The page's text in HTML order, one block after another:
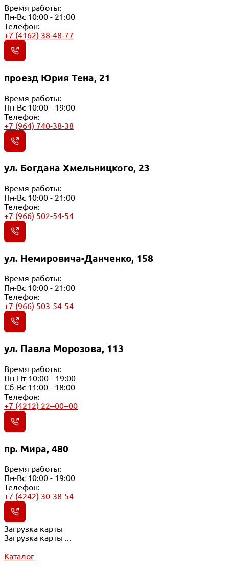
Время работы:
Пн-Вс 10:00 - 21:00
Телефон:
+7 (4162) 38-48-77
проезд Юрия Тена, 21
Время работы:
Пн-Вс 10:00 - 19:00
Телефон:
+7 (964) 740-38-38
ул. Богдана Хмельницкого, 23
Время работы:
Пн-Вс 10:00 - 21:00
Телефон:
+7 (966) 502-54-54
ул. Немировича-Данченко, 158
Время работы:
Пн-Вс 10:00 - 21:00
Телефон:
+7 (966) 503-54-54
ул. Павла Морозова, 113
Время работы:
Пн-Пт 10:00 - 19:00
Сб-Вс 11:00 - 18:00
Телефон:
+7 (4212) 22‒00‒00
пр. Мира, 480
Время работы:
Пн-Вс 10:00 - 19:00
Телефон:
+7 (4242) 30-38-54
Загрузка карты
Загрузка карты ...
Каталог